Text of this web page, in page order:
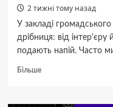
2 тижні тому назад
У закладі
дрібниця: від
подають напій. Часто
БільшеДокладніше
лимонаду